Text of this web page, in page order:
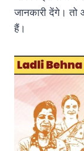
जानकारी देंगे।
हैं।